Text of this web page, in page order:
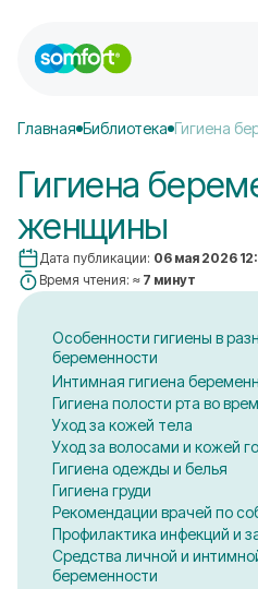
Главная Библиотека Гигиена
Гигиена
женщины
Дата публикации: 06 мая 2026
Время чтения: ≈ 7 минут
Особенности гигиены в
беременности
Интимная гигиена
Гигиена полости рта во
Уход за кожей тела
Уход за волосами и кожей
Гигиена одежды и белья
Гигиена груди
Рекомендации врачей по
Профилактика инфекций и
Средства личной и
беременности